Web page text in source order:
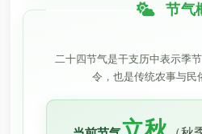
节气
二十四节气是干支历中表示季
令，也是传统农事与民